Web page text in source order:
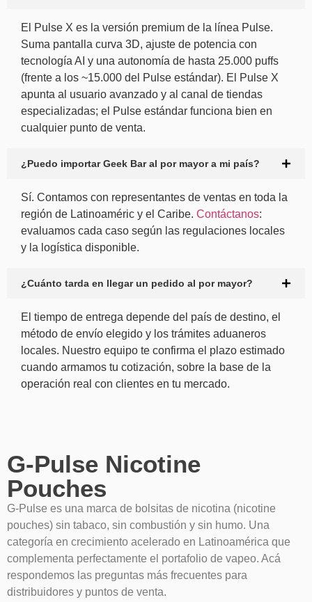
El Pulse X es la versión premium de la línea Pulse.
Suma pantalla curva 3D, ajuste de potencia con
tecnología AI y una autonomía de hasta 25.000 puffs
(frente a los ~15.000 del Pulse estándar). El Pulse X
apunta al usuario avanzado y al canal de tiendas
especializadas; el Pulse estándar funciona bien en
cualquier punto de venta.
¿Puedo importar Geek Bar al por mayor a mi país?
Sí. Contamos con representantes de ventas en toda la
región de Latinoaméric y el Caribe. Contáctanos:
evaluamos cada caso según las regulaciones locales
y la logística disponible.
¿Cuánto tarda en llegar un pedido al por mayor?
El tiempo de entrega depende del país de destino, el
método de envío elegido y los trámites aduaneros
locales. Nuestro equipo te confirma el plazo estimado
cuando armamos tu cotización, sobre la base de la
operación real con clientes en tu mercado.
G-Pulse Nicotine
Pouches
G-Pulse es una marca de bolsitas de nicotina (nicotine
pouches) sin tabaco, sin combustión y sin humo. Una
categoría en crecimiento acelerado en Latinoamérica que
complementa perfectamente el portafolio de vapeo. Acá
respondemos las preguntas más frecuentes para
distribuidores y puntos de venta.